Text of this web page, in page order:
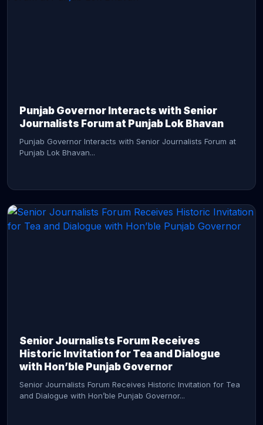
Punjab Governor Interacts with Senior
Journalists Forum at Punjab Lok Bhavan
Punjab Governor Interacts with Senior Journalists Forum at
Punjab Lok Bhavan...
Senior Journalists Forum Receives
Historic Invitation for Tea and Dialogue
with Hon’ble Punjab Governor
Senior Journalists Forum Receives Historic Invitation for Tea
and Dialogue with Hon’ble Punjab Governor...